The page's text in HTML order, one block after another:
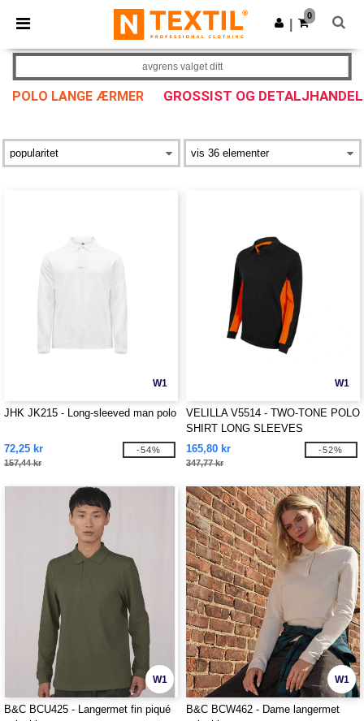
× Ntextil-app
Bedre priser i appen!
Last ned app
0
POLO LANGE ÆRMER GROSSIST OG DETALJHANDEL
avgrens valget ditt
W1
JHK JK215 - Long-sleeved man polo
72,25 kr
157,44 kr
-54%
W1
VELILLA V5514 - TWO-TONE POLO
SHIRT LONG SLEEVES
165,80 kr
347,77 kr
-52%
W1
B&C BCU425 - Langermet fin piqué
W1
B&C BCW462 - Dame langermet